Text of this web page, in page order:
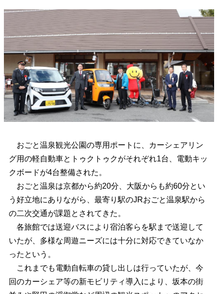
おごと温泉観光公園の専用ポートに、カーシェアリン
グ用の軽自動車とトゥクトゥクがそれぞれ1台、電動キッ
クボードが4台整備された。
おごと温泉は京都から約20分、大阪からも約60分とい
う好立地にありながら、最寄り駅のJRおごと温泉駅から
の二次交通が課題とされてきた。
各旅館では送迎バスにより宿泊客らを駅まで送迎して
いたが、多様な周遊ニーズには十分に対応できていなか
ったという。
これまでも電動自転車の貸し出しは行っていたが、今
回のカーシェア等の新モビリティ導入により、坂本の街